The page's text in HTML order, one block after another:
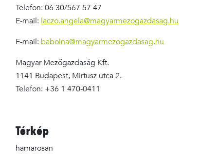
Telefon: 06 30/567 57 47
E-mail: laczo.angela@magyarmezogazdasag.hu
E-mail: babolna@magyarmezogazdasag.hu
Magyar Mezőgazdaság Kft.
1141 Budapest, Mirtusz utca 2.
Telefon: +36 1 470-0411
Térkép
hamarosan